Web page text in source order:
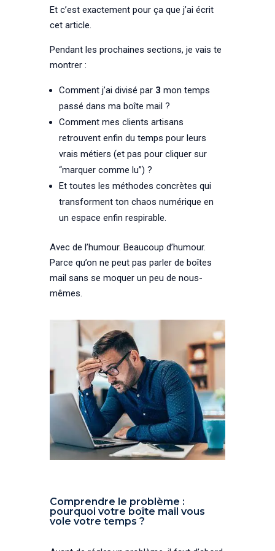
Et c’est exactement pour ça que j’ai écrit
cet article.
Pendant les prochaines sections, je vais te
montrer :
Comment j’ai divisé par 3 mon temps
passé dans ma boîte mail ?
Comment mes clients artisans
retrouvent enfin du temps pour leurs
vrais métiers (et pas pour cliquer sur
“marquer comme lu”) ?
Et toutes les méthodes concrètes qui
transforment ton chaos numérique en
un espace enfin respirable.
Avec de l’humour. Beaucoup d’humour.
Parce qu’on ne peut pas parler de boîtes
mail sans se moquer un peu de nous-
mêmes.
Comprendre le problème :
pourquoi votre boîte mail vous
vole votre temps ?